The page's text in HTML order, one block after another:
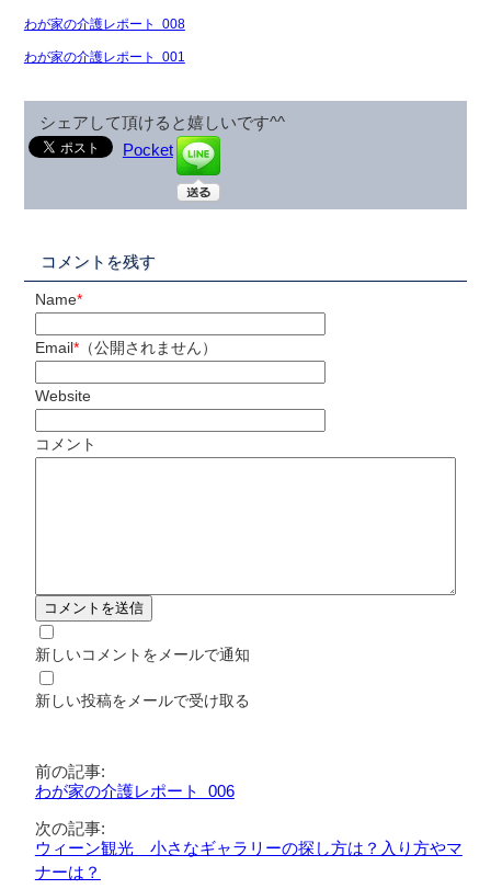
わが家の介護レポート 008
わが家の介護レポート 001
シェアして頂けると嬉しいです^^
Pocket
コメントを残す
Name*
Email*（公開されません）
Website
コメント
新しいコメントをメールで通知
新しい投稿をメールで受け取る
前の記事:
わが家の介護レポート 006
次の記事:
ウィーン観光 小さなギャラリーの探し方は？入り方やマ
ナーは？